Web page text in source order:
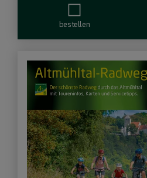
bestellen